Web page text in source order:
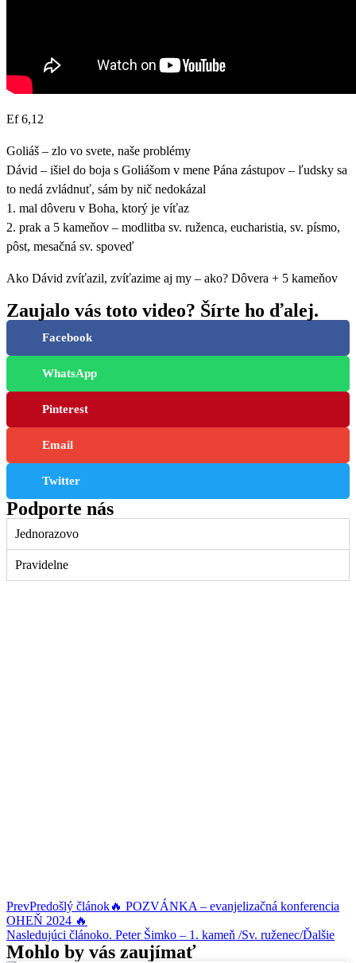
Ef 6,12
Goliáš – zlo vo svete, naše problémy
Dávid – išiel do boja s Goliášom v mene Pána zástupov – ľudsky sa
to nedá zvládnuť, sám by nič nedokázal
1. mal dôveru v Boha, ktorý je víťaz
2. prak a 5 kameňov – modlitba sv. ruženca, eucharistia, sv. písmo,
pôst, mesačná sv. spoveď
Ako Dávid zvíťazil, zvíťazime aj my – ako? Dôvera + 5 kameňov
Zaujalo vás toto video? Šírte ho ďalej.
Facebook
WhatsApp
Pinterest
Email
Twitter
Podporte nás
Jednorazovo
Pravidelne
PrevPredošlý článok🔥 POZVÁNKA – evanjelizačná konferencia
OHEŇ 2024 🔥
Nasledujúci článoko. Peter Šimko – 1. kameň /Sv. ruženec/Ďalšie
Mohlo by vás zaujímať